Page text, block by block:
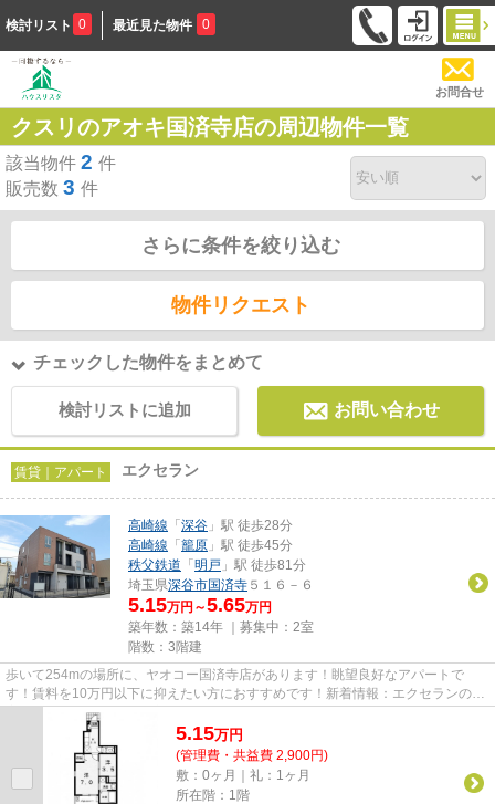
検討リスト 0 最近見た物件 0
お問合せ
クスリのアオキ国済寺店の周辺物件一覧
該当物件 2 件
販売数 3 件
さらに条件を絞り込む
物件リクエスト
チェックした物件をまとめて
検討リストに追加 お問い合わせ
賃貸｜アパート エクセラン
高崎線 「 深谷 」駅 徒歩28分
高崎線 「 籠原 」駅 徒歩45分
秩父鉄道 「 明戸 」駅 徒歩81分
埼玉県深谷市国済寺 ５１６－６
5.15万円～5.65万円
築年数：築14年 ｜募集中： 2室
階数：3階建
歩いて254mの場所に、ヤオコー国済寺店があります！眺望良好なアパートで
す！賃料を10万円以下に抑えたい方におすすめです！新着情報：エクセランの空
室情報ならコチラ！深谷市エリア...
5.15万円
(管理費・共益費 2,900円)
敷：0ヶ月｜礼：1ヶ月
所在階：1階